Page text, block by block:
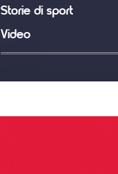
Storie di sport
Video